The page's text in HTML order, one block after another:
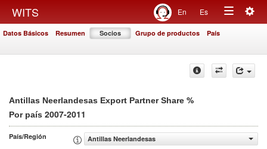
WITS En Es
Toggle
Datos Básicos Resumen Socios Grupo de productos País
Antillas Neerlandesas Export Partner Share %
Por país 2007-2011
País/Región
Antillas Neerlandesas